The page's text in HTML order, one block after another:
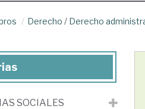
Derecho / Derecho
SOCIALES